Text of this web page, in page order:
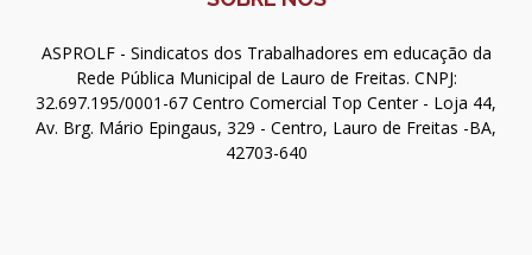
ASPROLF - Sindicatos dos Trabalhadores em educação da
Rede Pública Municipal de Lauro de Freitas. CNPJ:
32.697.195/0001-67 Centro Comercial Top Center - Loja 44,
Av. Brg. Mário Epingaus, 329 - Centro, Lauro de Freitas -BA,
42703-640